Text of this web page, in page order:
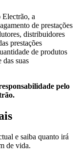
Electrão, a
de prestações
distribuidores
prestações
de produtos
suas
pelo
e saiba quanto irá
de vida.